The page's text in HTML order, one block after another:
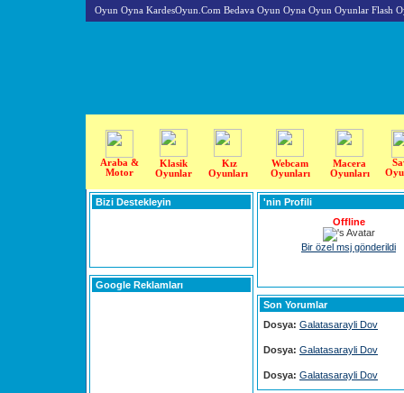
Oyun Oyna KardesOyun.Com Bedava Oyun Oyna Oyun Oyunlar Flash
Araba &
Motor
Klasik
Oyunlar
Kız
Oyunları
Webcam
Oyunları
Macera
Oyunları
Bizi Destekleyin
Google Reklamları
'nin Profili
Offline
Bir özel msj gönderildi
Son Yorumlar
Dosya: Galatasarayli Dov
Dosya: Galatasarayli Dov
Dosya: Galatasarayli Dov